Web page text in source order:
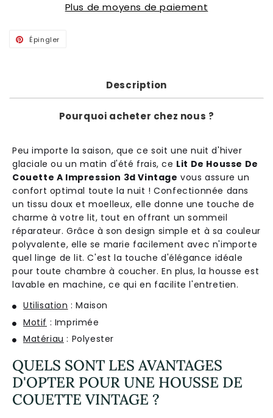
Plus de moyens de paiement
Épingler
Description
Pourquoi acheter chez nous ?
Peu importe la saison, que ce soit une nuit d'hiver
glaciale ou un matin d'été frais, ce Lit De Housse De
Couette A Impression 3d Vintage vous assure un
confort optimal toute la nuit ! Confectionnée dans
un tissu doux et moelleux, elle donne une touche de
charme à votre lit, tout en offrant un sommeil
réparateur. Grâce à son design simple et à sa couleur
polyvalente, elle se marie facilement avec n'importe
quel linge de lit. C'est la touche d'élégance idéale
pour toute chambre à coucher. En plus, la housse est
lavable en machine, ce qui en facilite l'entretien.
Utilisation : Maison
Motif : Imprimée
Matériau : Polyester
QUELS SONT LES AVANTAGES
D'OPTER POUR UNE HOUSSE DE
COUETTE VINTAGE ?